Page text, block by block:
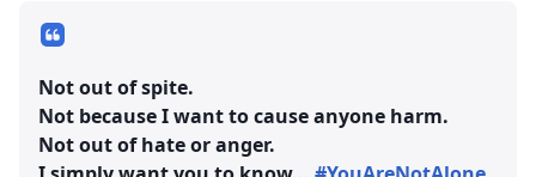
Not out of spite.
Not because I want to cause anyone harm.
Not out of hate or anger.